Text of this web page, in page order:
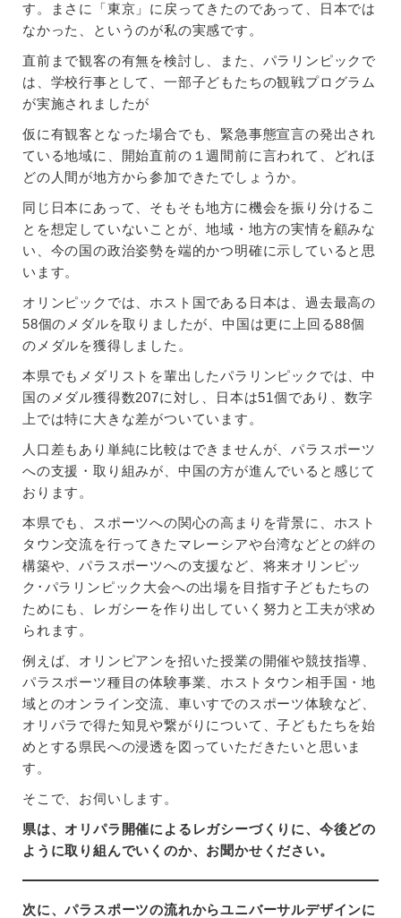
す。まさに「東京」に戻ってきたのであって、日本では
なかった、というのが私の実感です。
直前まで観客の有無を検討し、また、パラリンピックで
は、学校行事として、一部子どもたちの観戦プログラム
が実施されましたが
仮に有観客となった場合でも、緊急事態宣言の発出され
ている地域に、開始直前の１週間前に言われて、どれほ
どの人間が地方から参加できたでしょうか。
同じ日本にあって、そもそも地方に機会を振り分けるこ
とを想定していないことが、地域・地方の実情を顧みな
い、今の国の政治姿勢を端的かつ明確に示していると思
います。
オリンピックでは、ホスト国である日本は、過去最高の
58個のメダルを取りましたが、中国は更に上回る88個
のメダルを獲得しました。
本県でもメダリストを輩出したパラリンピックでは、中
国のメダル獲得数207に対し、日本は51個であり、数字
上では特に大きな差がついています。
人口差もあり単純に比較はできませんが、パラスポーツ
への支援・取り組みが、中国の方が進んでいると感じて
おります。
本県でも、スポーツへの関心の高まりを背景に、ホスト
タウン交流を行ってきたマレーシアや台湾などとの絆の
構築や、パラスポーツへの支援など、将来オリンピッ
ク･パラリンピック大会への出場を目指す子どもたちの
ためにも、レガシーを作り出していく努力と工夫が求め
られます。
例えば、オリンピアンを招いた授業の開催や競技指導、
パラスポーツ種目の体験事業、ホストタウン相手国・地
域とのオンライン交流、車いすでのスポーツ体験など、
オリパラで得た知見や繋がりについて、子どもたちを始
めとする県民への浸透を図っていただきたいと思いま
す。
そこで、お伺いします。
県は、オリパラ開催によるレガシーづくりに、今後どの
ように取り組んでいくのか、お聞かせください。
次に、パラスポーツの流れからユニバーサルデザインに